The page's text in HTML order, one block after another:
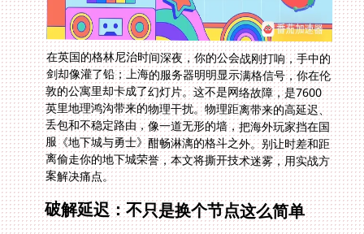
在英国的格林尼治时间深夜，你的公会战刚打响，手中的
剑却像灌了铅；上海的服务器明明显示满格信号，你在伦
敦的公寓里却卡成了幻灯片。这不是网络故障，是7600
英里地理鸿沟带来的物理干扰。物理距离带来的高延迟、
丢包和不稳定路由，像一道无形的墙，把海外玩家挡在国
服《地下城与勇士》酣畅淋漓的格斗之外。别让时差和距
离偷走你的地下城荣誉，本文将撕开技术迷雾，用实战方
案解决痛点。
破解延迟：不只是换个节点这么简单